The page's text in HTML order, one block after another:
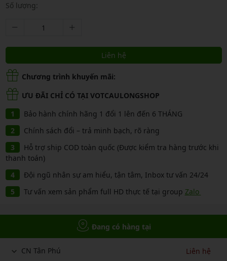
Số lượng:
Liên hệ
Chương trình khuyến mãi:
ƯU ĐÃI CHỈ CÓ TẠI VOTCAULONGSHOP
Bảo hành chính hãng 1 đổi 1 lên đến 6 THÁNG
Chính sách đổi – trả minh bạch, rõ ràng
Hỗ trợ ship COD toàn quốc (Được kiểm tra hàng trước khi
thanh toán)
Đội ngũ nhân sự am hiểu, tận tâm, Inbox tư vấn 24/24
Tư vấn xem sản phẩm full HD thực tế tại group Zalo
Đang có hàng tại
CN Tân Phú Liên hệ